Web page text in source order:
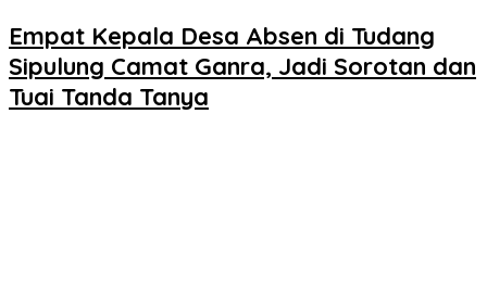
Empat Kepala Desa Absen di Tudang
Sipulung Camat Ganra, Jadi Sorotan dan
Tuai Tanda Tanya